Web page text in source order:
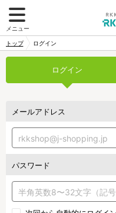
メニュー
トップ ログイン
ログイン
メールアドレス
パスワード